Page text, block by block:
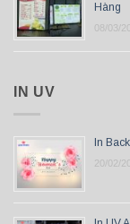
Hàng
08/03/
IN UV
In
20/02/